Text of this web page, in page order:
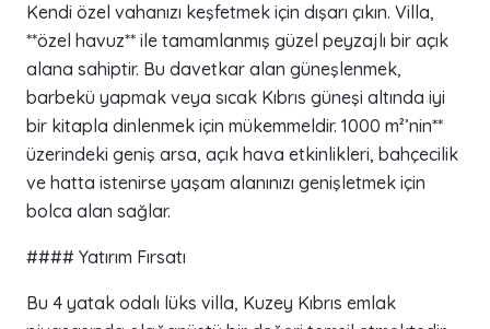
Kendi özel vahanızı keşfetmek için dışarı çıkın. Villa,
**özel havuz** ile tamamlanmış güzel peyzajlı bir açık
alana sahiptir. Bu davetkar alan güneşlenmek,
barbekü yapmak veya sıcak Kıbrıs güneşi altında iyi
bir kitapla dinlenmek için mükemmeldir. 1000 m²’nin**
üzerindeki geniş arsa, açık hava etkinlikleri, bahçecilik
ve hatta istenirse yaşam alanınızı genişletmek için
bolca alan sağlar.
#### Yatırım Fırsatı
Bu 4 yatak odalı lüks villa, Kuzey Kıbrıs emlak